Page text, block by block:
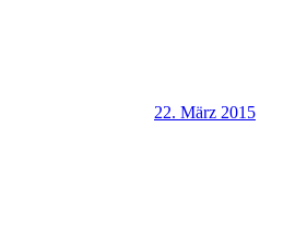
22. März 2015